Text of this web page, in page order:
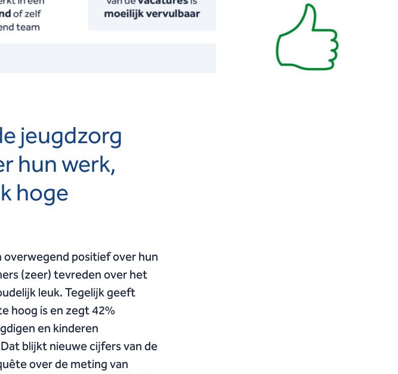
jeugdzorg
hun werk,
hoge
overwegend positief over hun
(zeer) tevreden over het
leuk. Tegelijk geeft
hoog is en zegt 42%
en kinderen
blijkt nieuwe cijfers van de
over de meting van